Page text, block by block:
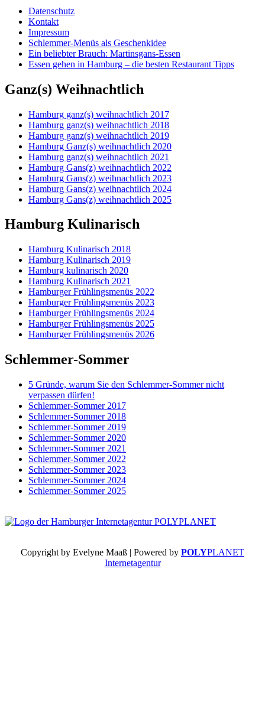
Datenschutz
Kontakt
Impressum
Schlemmer-Menüs als Geschenkidee
Ein beliebter Brauch: Martinsgans-Essen
Essen gehen in Hamburg – die besten Restaurant Tipps
Ganz(s) Weihnachtlich
Hamburg ganz(s) weihnachtlich 2017
Hamburg ganz(s) weihnachtlich 2018
Hamburg ganz(s) weihnachtlich 2019
Hamburg Ganz(s) weihnachtlich 2020
Hamburg ganz(s) weihnachtlich 2021
Hamburg Gans(z) weihnachtlich 2022
Hamburg Gans(z) weihnachtlich 2023
Hamburg Gans(z) weihnachtlich 2024
Hamburg Gans(z) weihnachtlich 2025
Hamburg Kulinarisch
Hamburg Kulinarisch 2018
Hamburg Kulinarisch 2019
Hamburg kulinarisch 2020
Hamburg Kulinarisch 2021
Hamburger Frühlingsmenüs 2022
Hamburger Frühlingsmenüs 2023
Hamburger Frühlingsmenüs 2024
Hamburger Frühlingsmenüs 2025
Hamburger Frühlingsmenüs 2026
Schlemmer-Sommer
5 Gründe, warum Sie den Schlemmer-Sommer nicht
verpassen dürfen!
Schlemmer-Sommer 2017
Schlemmer-Sommer 2018
Schlemmer-Sommer 2019
Schlemmer-Sommer 2020
Schlemmer-Sommer 2021
Schlemmer-Sommer 2022
Schlemmer-Sommer 2023
Schlemmer-Sommer 2024
Schlemmer-Sommer 2025
Copyright by Evelyne Maaß | Powered by POLYPLANET
Internetagentur